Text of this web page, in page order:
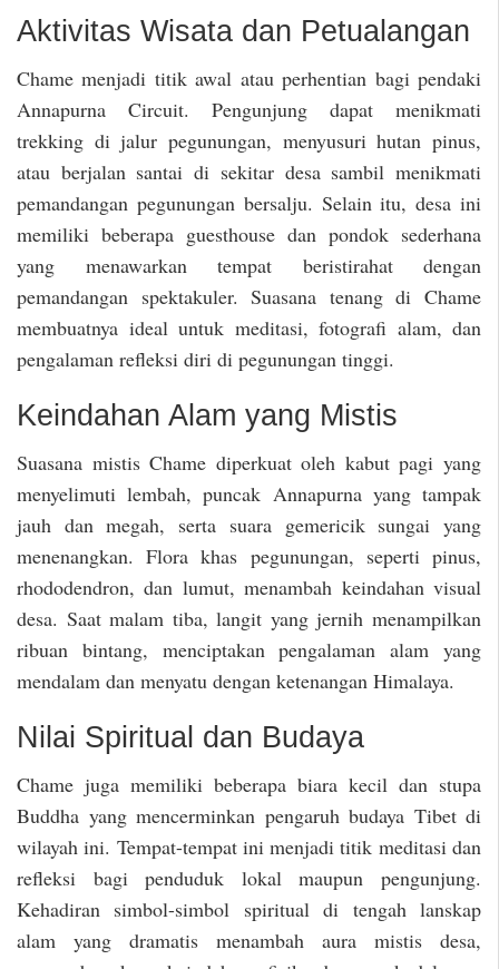
Aktivitas Wisata dan Petualangan
Chame menjadi titik awal atau perhentian bagi pendaki
Annapurna Circuit. Pengunjung dapat menikmati
trekking di jalur pegunungan, menyusuri hutan pinus,
atau berjalan santai di sekitar desa sambil menikmati
pemandangan pegunungan bersalju. Selain itu, desa ini
memiliki beberapa guesthouse dan pondok sederhana
yang menawarkan tempat beristirahat dengan
pemandangan spektakuler. Suasana tenang di Chame
membuatnya ideal untuk meditasi, fotografi alam, dan
pengalaman refleksi diri di pegunungan tinggi.
Keindahan Alam yang Mistis
Suasana mistis Chame diperkuat oleh kabut pagi yang
menyelimuti lembah, puncak Annapurna yang tampak
jauh dan megah, serta suara gemericik sungai yang
menenangkan. Flora khas pegunungan, seperti pinus,
rhododendron, dan lumut, menambah keindahan visual
desa. Saat malam tiba, langit yang jernih menampilkan
ribuan bintang, menciptakan pengalaman alam yang
mendalam dan menyatu dengan ketenangan Himalaya.
Nilai Spiritual dan Budaya
Chame juga memiliki beberapa biara kecil dan stupa
Buddha yang mencerminkan pengaruh budaya Tibet di
wilayah ini. Tempat-tempat ini menjadi titik meditasi dan
refleksi bagi penduduk lokal maupun pengunjung.
Kehadiran simbol-simbol spiritual di tengah lanskap
alam yang dramatis menambah aura mistis desa,